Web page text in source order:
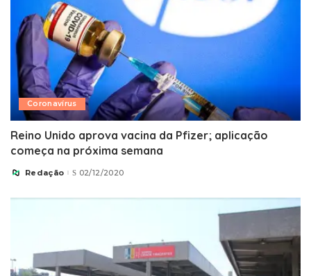
Coronavírus
Reino Unido aprova vacina da Pfizer; aplicação
começa na próxima semana
Posted
Redação 02/12/2020